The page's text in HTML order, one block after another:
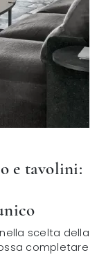
e tavolini:
scelta della
completare